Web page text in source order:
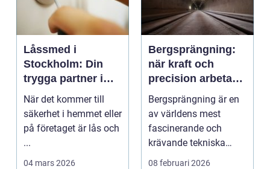
Låssmed i
Stockholm: Din
trygga partner i
huvudstaden
När det kommer till
säkerhet i hemmet eller
på företaget är lås och
...
04 mars 2026
Bergsprängning:
när kraft och
precision arbetar
tillsammans
Bergsprängning är en
av världens mest
fascinerande och
krävande tekniska
procedu...
08 februari 2026